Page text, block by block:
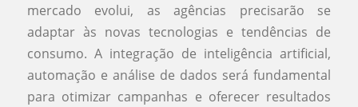
mercado evolui, as agências precisarão se
adaptar às novas tecnologias e tendências de
consumo. A integração de inteligência artificial,
automação e análise de dados será fundamental
para otimizar campanhas e oferecer resultados